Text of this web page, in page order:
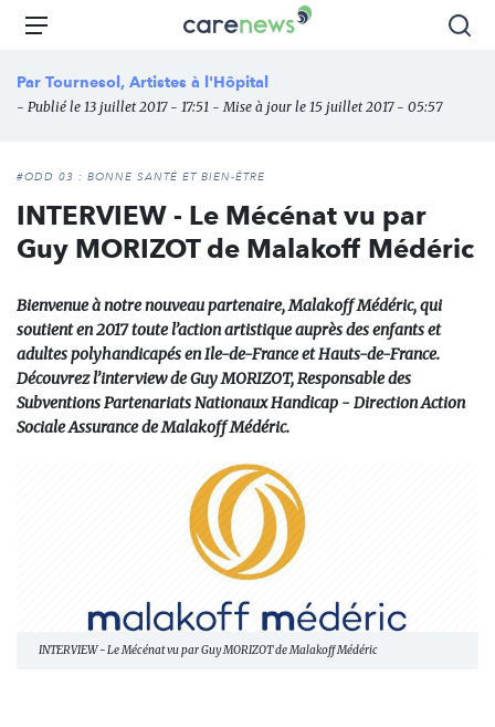
Aller
principal
Carenews,
média
des
l'engagement
Menu
Par Tournesol, Artistes à l'Hôpital
- Publié le 13 juillet 2017 - 17:51 - Mise à jour le 15 juillet 2017 - 05:57
#ODD 03 : BONNE SANTÉ ET BIEN-ÊTRE
INTERVIEW - Le Mécénat vu par
Guy MORIZOT de Malakoff Médéric
Bienvenue à notre nouveau partenaire, Malakoff Médéric, qui
soutient en 2017 toute l’action artistique auprès des enfants et
adultes polyhandicapés en Ile-de-France et Hauts-de-France.
Découvrez l’interview de Guy MORIZOT, Responsable des
Subventions Partenariats Nationaux Handicap - Direction Action
Sociale Assurance de Malakoff Médéric.
INTERVIEW - Le Mécénat vu par Guy MORIZOT de Malakoff Médéric